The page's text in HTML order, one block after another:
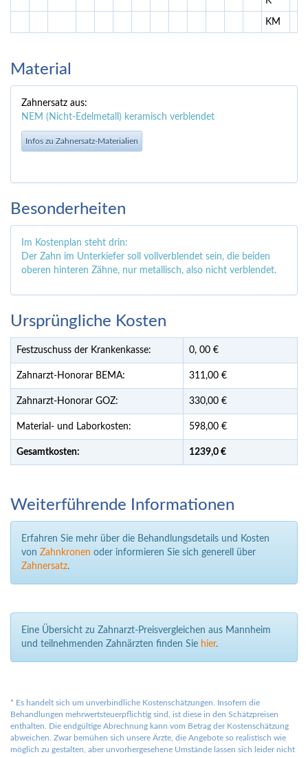
KM
Material
Zahnersatz aus:
NEM (Nicht-Edelmetall) keramisch verblendet
Infos zu Zahnersatz-Materialien
Besonderheiten
Im Kostenplan steht drin:
Der Zahn im Unterkiefer soll vollverblendet sein, die beiden
oberen hinteren Zähne, nur metallisch, also nicht verblendet.
Ursprüngliche Kosten
Festzuschuss der Krankenkasse: 0, 00 €
Zahnarzt-Honorar BEMA: 311,00 €
Zahnarzt-Honorar GOZ: 330,00 €
Material- und Laborkosten: 598,00 €
Gesamtkosten: 1239,0 €
Weiterführende Informationen
Erfahren Sie mehr über die Behandlungsdetails und Kosten
von Zahnkronen oder informieren Sie sich generell über
Zahnersatz.
Eine Übersicht zu Zahnarzt-Preisvergleichen aus Mannheim
und teilnehmenden Zahnärzten finden Sie hier.
* Es handelt sich um unverbindliche Kostenschätzungen. Insofern die
Behandlungen mehrwertsteuerpflichtig sind, ist diese in den Schätzpreisen
enthalten. Die endgültige Abrechnung kann vom Betrag der Kostenschätzung
abweichen. Zwar bemühen sich unsere Ärzte, die Angebote so realistisch wie
möglich zu gestalten, aber unvorhergesehene Umstände lassen sich leider nicht